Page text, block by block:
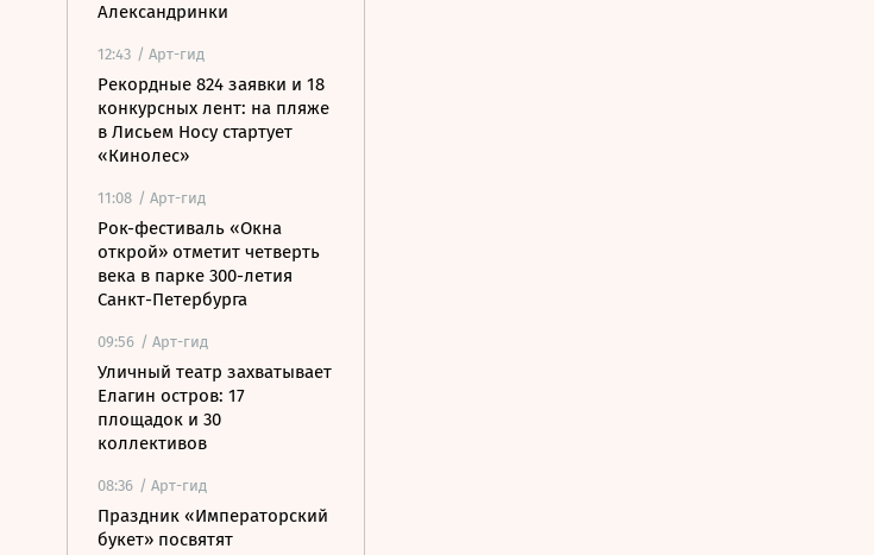
Александринки
12:43 / Арт-гид
Рекордные 824 заявки и 18
конкурсных лент: на пляже
в Лисьем Носу стартует
«Кинолес»
11:08 / Арт-гид
Рок-фестиваль «Окна
открой» отметит четверть
века в парке 300-летия
Санкт-Петербурга
09:56 / Арт-гид
Уличный театр захватывает
Елагин остров: 17
площадок и 30
коллективов
08:36 / Арт-гид
Праздник «Императорский
букет» посвятят